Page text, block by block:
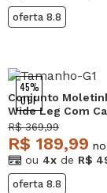
oferta 8.8
45%
OFF
Conjunto
Wide Leg Com
de Capuz Vinho
Salvatore
R$ 369,99
R$ 189,99
ou 4x de R$
oferta 8.8